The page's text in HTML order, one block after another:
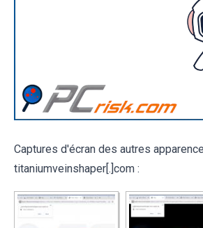
Captures d'écran des autres
titaniumveinshaper[.]com :